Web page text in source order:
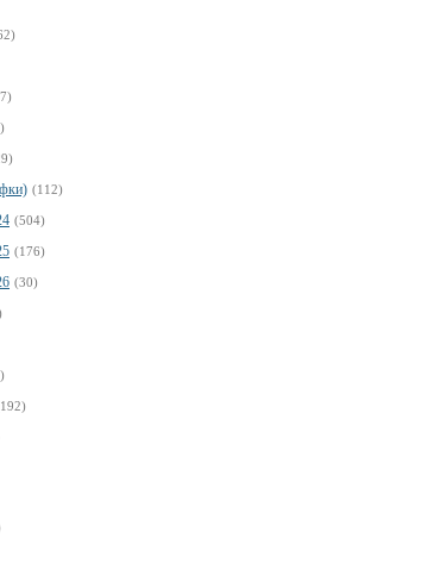
(112)
(504)
(176)
(30)